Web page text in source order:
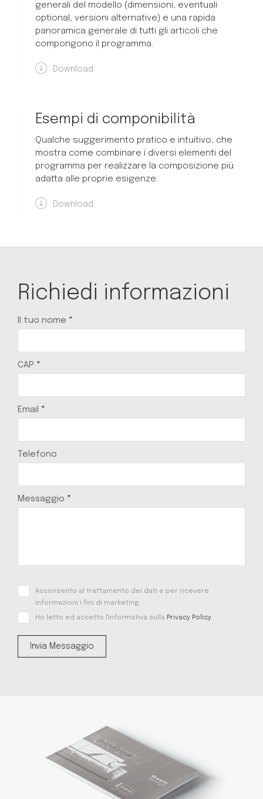
generali del modello (dimensioni, eventuali
optional, versioni alternative) e una rapida
panoramica generale di tutti gli articoli che
compongono il programma.
Download
Esempi di componibilità
Qualche suggerimento pratico e intuitivo, che
mostra come combinare i diversi elementi del
programma per realizzare la composizione più
adatta alle proprie esigenze.
Download
Richiedi informazioni
Il tuo nome *
CAP *
Email *
Telefono
Messaggio *
Acconsento al trattamento dei dati e per ricevere
informazioni i fini di marketing.
Ho letto ed accetto l'informativa sulla Privacy Policy.